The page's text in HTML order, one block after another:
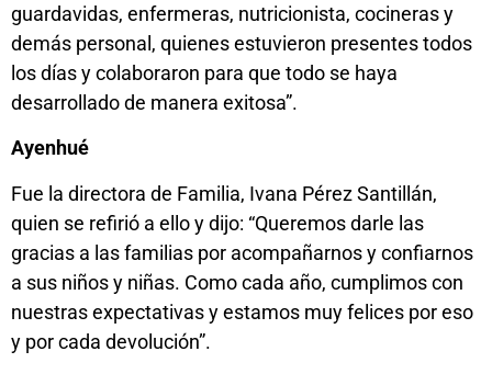
guardavidas, enfermeras, nutricionista, cocineras y
demás personal, quienes estuvieron presentes todos
los días y colaboraron para que todo se haya
desarrollado de manera exitosa”.
Ayenhué
Fue la directora de Familia, Ivana Pérez Santillán,
quien se refirió a ello y dijo: “Queremos darle las
gracias a las familias por acompañarnos y confiarnos
a sus niños y niñas. Como cada año, cumplimos con
nuestras expectativas y estamos muy felices por eso
y por cada devolución”.